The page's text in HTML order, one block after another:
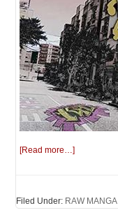
[Read more…]
Filed Under: RAW MANGA